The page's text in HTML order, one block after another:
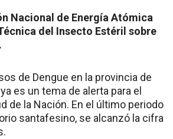
Nacional de Energía Atómica
del Insecto Estéril sobre
de Dengue en la provincia de
es un tema de alerta para el
de la Nación. En el último periodo
santafesino, se alcanzó la cifra